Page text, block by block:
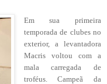
Em sua primeira
temporada de clubes no
exterior, a levantadora
Macris voltou com a
mala carregada de
troféus. Campeã da